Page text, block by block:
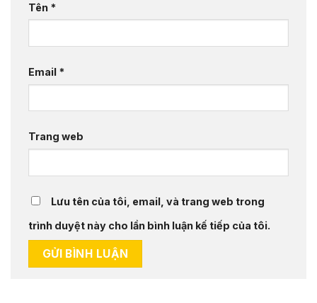
Tên *
Email *
Trang web
Lưu tên của tôi, email, và trang web trong
trình duyệt này cho lần bình luận kế tiếp của tôi.